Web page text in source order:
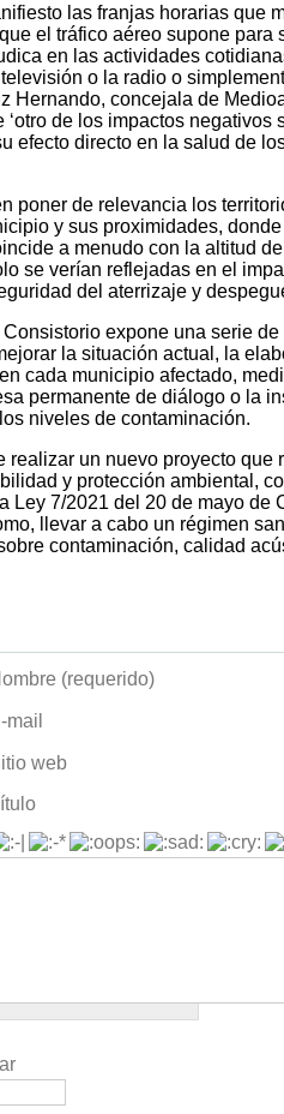
las franjas horarias que
el tráfico aéreo supone para
en las actividades
o la radio o
Hernando, concejala de
de los impactos negativos
efecto directo en la salud de
poner de relevancia los
y sus proximidades,
a menudo con la altitud
se verían reflejadas en el
del aterrizaje y
expone una serie
la situación actual, la
cada municipio afectado,
permanente de diálogo o la
niveles de contaminación.
realizar un nuevo proyecto que
y protección ambiental,
Ley 7/2021 del 20 de mayo de
llevar a cabo un régimen
contaminación, calidad
(requerido)
mail
web